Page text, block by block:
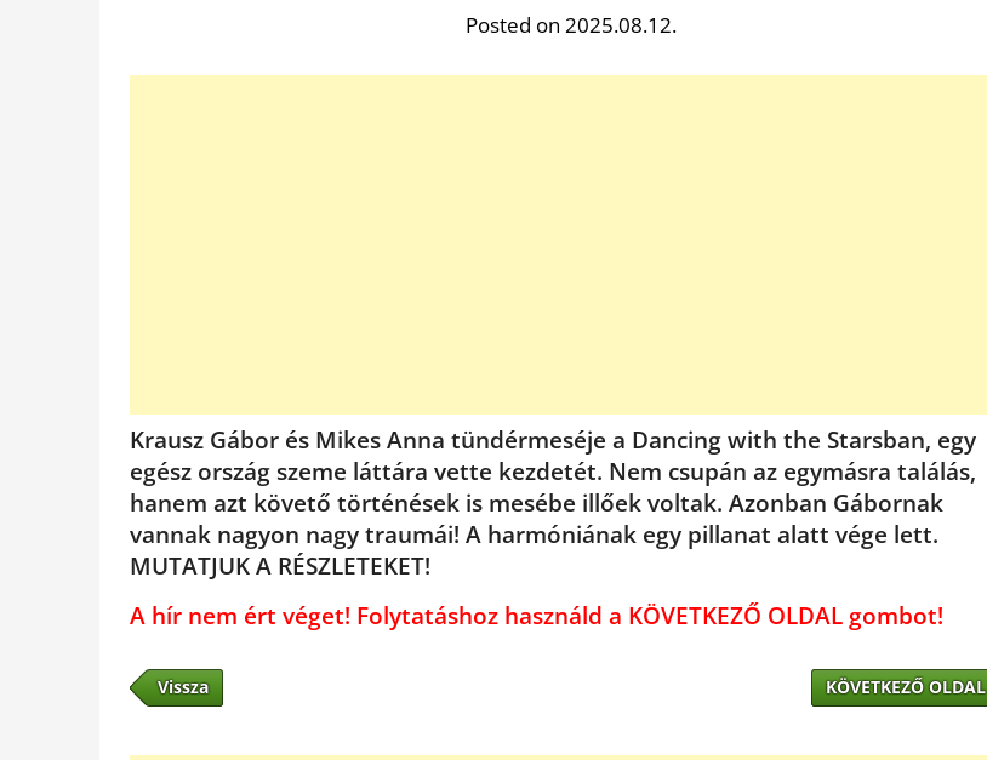
Posted on 2025.08.12.
Krausz Gábor és Mikes Anna tündérmeséje a Dancing with the Starsban, egy
egész ország szeme láttára vette kezdetét. Nem csupán az egymásra találás,
hanem azt követő történések is mesébe illőek voltak. Azonban Gábornak
vannak nagyon nagy traumái! A harmóniának egy pillanat alatt vége lett.
MUTATJUK A RÉSZLETEKET!
A hír nem ért véget! Folytatáshoz használd a KÖVETKEZŐ OLDAL gombot!
Vissza KÖVETKEZŐ OLDAL